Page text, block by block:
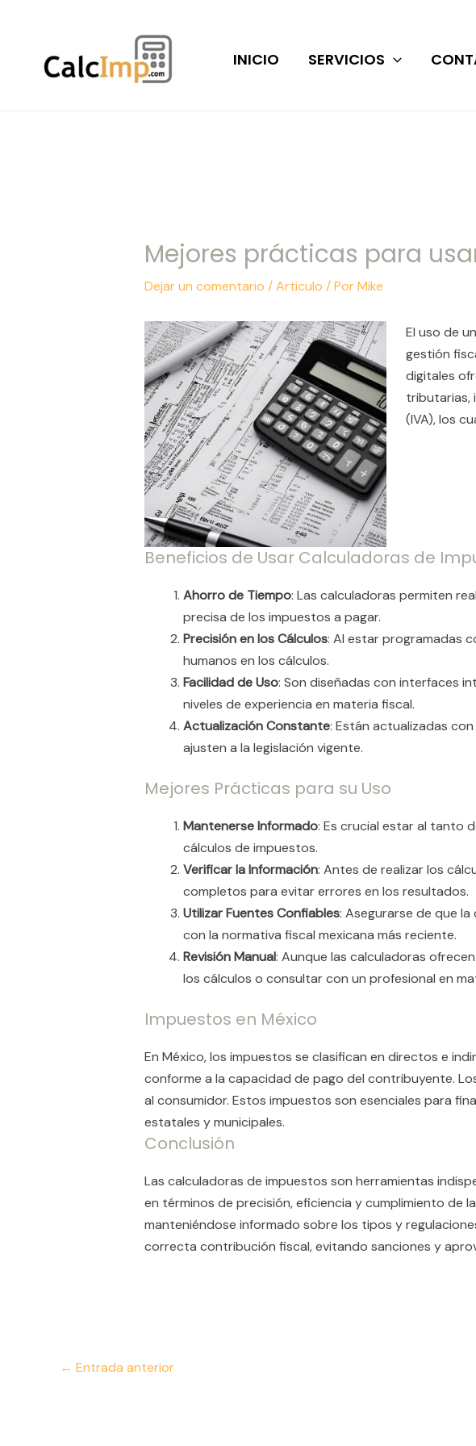
contenido
INICIO SERVICIOS
Mejores prácticas para
Dejar un comentario /Articulo / PorMike
El uso de
gestión
digitales
tributarias,
(IVA), los
Beneficios de Usar Calculadoras de
Ahorro de Tiempo: Las calculadoras permiten
precisa de los impuestos a pagar.
Precisión en los Cálculos: Al estar programadas
humanos en los cálculos.
Facilidad de Uso: Son diseñadas con interfaces
niveles de experiencia en materia fiscal.
Actualización Constante: Están actualizadas
ajusten a la legislación vigente.
Mejores Prácticas para su Uso
Mantenerse Informado: Es crucial estar al tanto
cálculos de impuestos.
Verificar la Información: Antes de realizar los
completos para evitar errores en los resultados.
Utilizar Fuentes Confiables: Asegurarse de que
con la normativa fiscal mexicana más reciente.
Revisión Manual: Aunque las calculadoras
los cálculos o consultar con un profesional en
Impuestos en México
En México, los impuestos se clasifican en directos e
conforme a la capacidad de pago del contribuyente.
al consumidor. Estos impuestos son esenciales para
estatales y municipales.
Conclusión
Las calculadoras de impuestos son herramientas
en términos de precisión, eficiencia y cumplimiento de
manteniéndose informado sobre los tipos y
correcta contribución fiscal, evitando sanciones y
entradas
← Entrada anterior